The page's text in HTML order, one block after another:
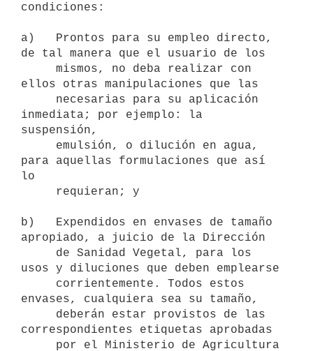
condiciones:
a)   Prontos para su empleo directo,
de tal manera que el usuario de los
ellos otras manipulaciones que las
inmediata; por ejemplo: la
suspensión,
para aquellas formulaciones que así
lo
b)   Expendidos en envases de tamaño
apropiado, a juicio de la Dirección
usos y diluciones que deben emplearse
envases, cualquiera sea su tamaño,
correspondientes etiquetas aprobadas